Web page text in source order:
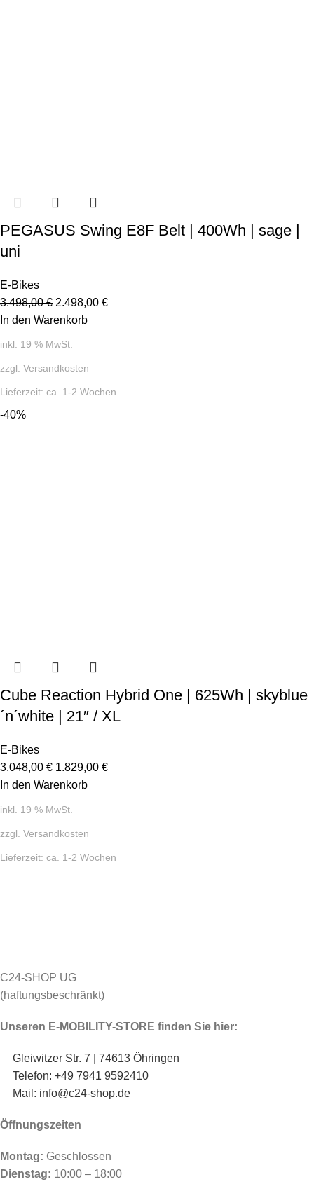
PEGASUS Swing E8F Belt | 400Wh | sage |
uni
E-Bikes
3.498,00€ 2.498,00 €
In den Warenkorb
inkl. 19 % MwSt.
zzgl. Versandkosten
Lieferzeit: ca. 1-2 Wochen
-40%
Cube Reaction Hybrid One | 625Wh | skyblue
´n´white | 21″ / XL
E-Bikes
3.048,00€ 1.829,00 €
In den Warenkorb
inkl. 19 % MwSt.
zzgl. Versandkosten
Lieferzeit: ca. 1-2 Wochen
C24-SHOP UG
(haftungsbeschränkt)
Unseren E-MOBILITY-STORE finden Sie hier:
Gleiwitzer Str. 7 | 74613 Öhringen
Telefon: +49 7941 9592410
Mail: info@c24-shop.de
Öffnungszeiten
Montag: Geschlossen
Dienstag: 10:00 – 18:00